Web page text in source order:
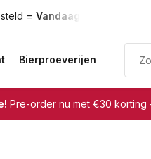
= Vandaag verzonden
Bierproeverijen
Pre-order nu met €30